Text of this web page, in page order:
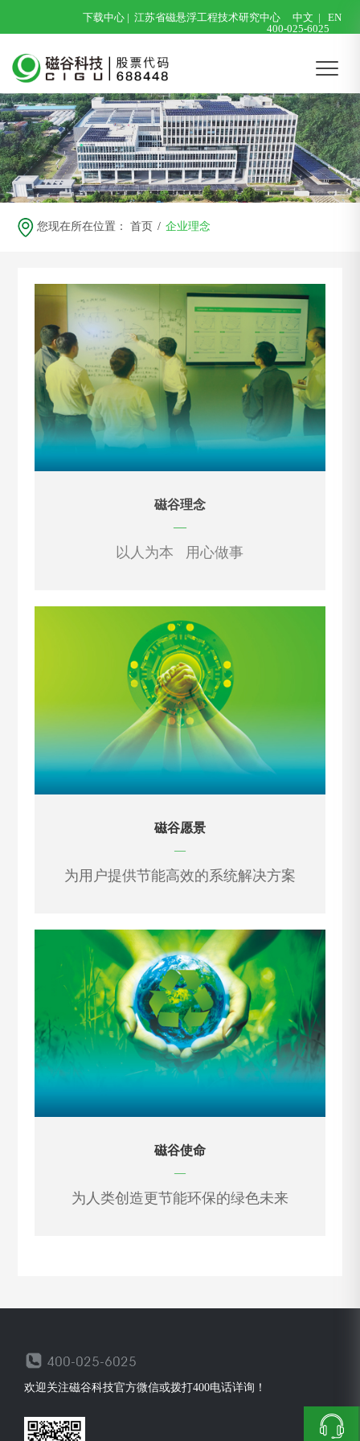
下载中心 |江苏省磁悬浮工程技术研究中心 中文 |
EN
400-025-6025
您现在所在位置：首页 / 企业理念
磁谷理念
—
以人为本 用心做事
磁谷愿景
—
为用户提供节能高效的系统解决方案
磁谷使命
—
为人类创造更节能环保的绿色未来
欢迎关注磁谷科技官方微信或拨打400电话详询！